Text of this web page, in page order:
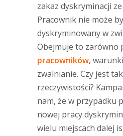
zakaz dyskryminacji
Pracownik nie może
dyskryminowany w
Obejmuje to zarówno
pracowników,
zwalnianie. Czy jest
rzeczywistości?
nam, że w przypadku
nowej pracy
wielu miejscach dalej